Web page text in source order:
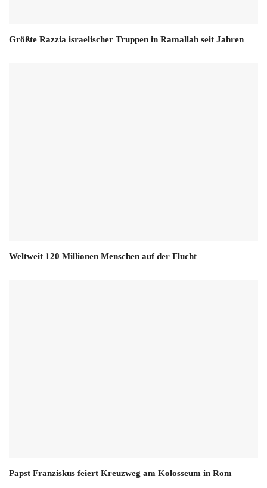
Größte Razzia israelischer Truppen in Ramallah seit Jahren
Weltweit 120 Millionen Menschen auf der Flucht
Papst Franziskus feiert Kreuzweg am Kolosseum in Rom